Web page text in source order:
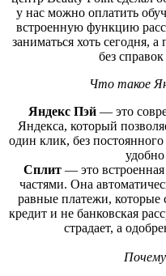
у нас можно оплатить
встроенную функцию
заниматься хоть сегодня,
без
Что такое
Яндекс Пэй — это
Яндекса, который
один клик, без
Сплит — это
частями. Она
равные платежи, которые
кредит и не банковская
страдает, а